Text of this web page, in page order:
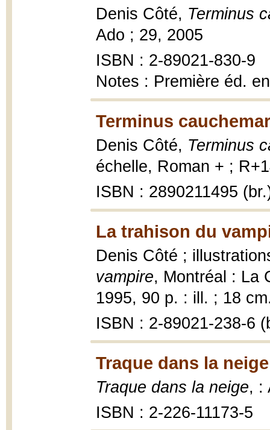
Denis Côté, Terminus
Ado ; 29, 2005
ISBN : 2-89021-830-9
Notes : Première éd.
Terminus
Denis Côté, Terminus
échelle, Roman + ;
ISBN : 2890211495
La trahison du
Denis Côté ;
vampire, Montréal : La
1995, 90 p. : ill. ; 18
ISBN : 2-89021-238-6
Traque dans la
Traque dans la neige, :
ISBN : 2-226-11173-5